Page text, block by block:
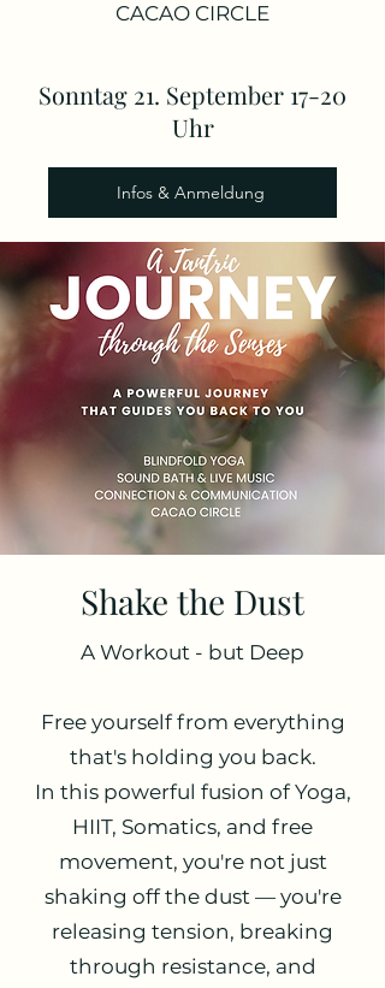
CACAO CIRCLE
Sonntag 21. September 17-20
Uhr
Infos & Anmeldung
Shake the Dust
A Workout - but Deep
Free yourself from everything
that's holding you back.
In this powerful fusion of Yoga,
HIIT, Somatics, and free
movement, you're not just
shaking off the dust — you're
releasing tension, breaking
through resistance, and